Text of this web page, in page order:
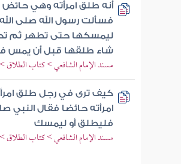
أنه طلق امرأته وهي
فسألت رسول الله صلى
ليمسكها حتى تطهر ثم
شاء طلقها قبل أن يمس
مسند الإمام الشافعي > كتاب الطلاق
كيف ترى في رجل طلق
امرأته حائضا فقال
فليطلق أو ليمسك
مسند الإمام الشافعي > كتاب الطلاق